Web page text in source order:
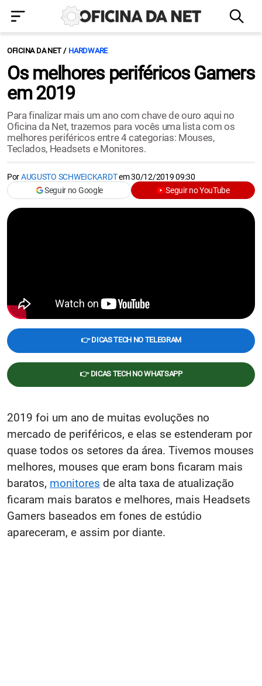
OFICINA DA NET HARDWARE
Os melhores periféricos Gamers
em 2019
Para finalizar mais um ano com chave de ouro aqui no
Oficina da Net, trazemos para vocês uma lista com os
melhores periféricos entre 4 categorias: Mouses,
Teclados, Headsets e Monitores.
PorAUGUSTO SCHWEICKARDTem30/12/2019 09:30
Seguir no Google
Seguir no YouTube
👉 DICAS TECH NO TELEGRAM
👉 DICAS TECH NO WHATSAPP
2019 foi um ano de muitas evoluções no
mercado de periféricos, e elas se estenderam por
quase todos os setores da área. Tivemos mouses
melhores, mouses que eram bons ficaram mais
baratos, monitores de alta taxa de atualização
ficaram mais baratos e melhores, mais Headsets
Gamers baseados em fones de estúdio
apareceram, e assim por diante.